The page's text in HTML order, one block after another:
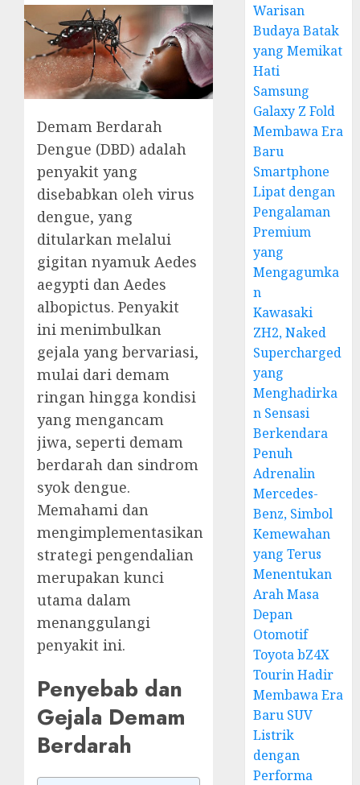
Demam Berdarah
Dengue (DBD) adalah
penyakit yang
disebabkan oleh virus
dengue, yang
ditularkan melalui
gigitan nyamuk Aedes
aegypti dan Aedes
albopictus. Penyakit
ini menimbulkan
gejala yang bervariasi,
mulai dari demam
ringan hingga kondisi
yang mengancam
jiwa, seperti demam
berdarah dan sindrom
syok dengue.
Memahami dan
mengimplementasikan
strategi pengendalian
merupakan kunci
utama dalam
menanggulangi
penyakit ini.
Penyebab dan
Gejala Demam
Berdarah
Warisan
Budaya Batak
yang Memikat
Hati
Samsung
Galaxy Z Fold
Membawa Era
Baru
Smartphone
Lipat dengan
Pengalaman
Premium
yang
Mengagumka
n
Kawasaki
ZH2, Naked
Supercharged
yang
Menghadirka
n Sensasi
Berkendara
Penuh
Adrenalin
Mercedes-
Benz, Simbol
Kemewahan
yang Terus
Menentukan
Arah Masa
Depan
Otomotif
Toyota bZ4X
Tourin Hadir
Membawa Era
Baru SUV
Listrik
dengan
Performa